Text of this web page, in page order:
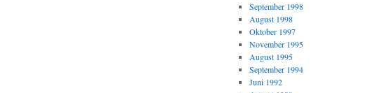
September 1998
August 1998
Oktober 1997
November 1995
August 1995
September 1994
Juni 1992